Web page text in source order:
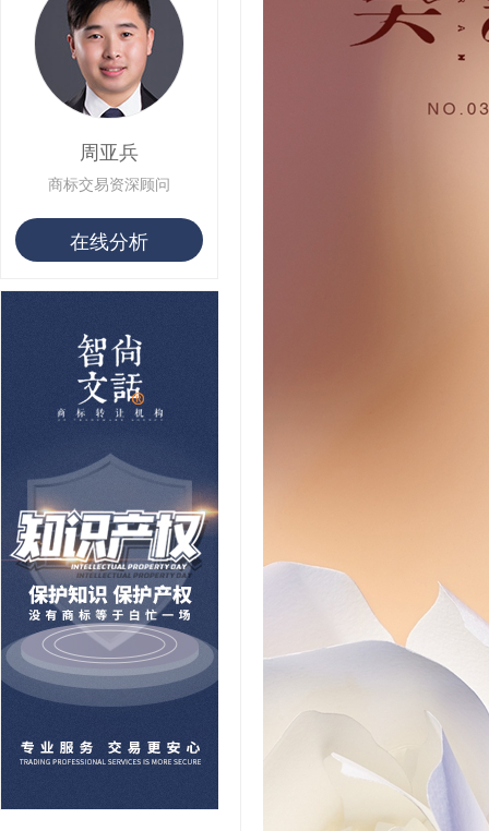
用户 S**33 购买 巴***
用户 S**80 购买 王***
用户 S**19 购买 T***
用户 S**22 购买 茶***
用户 S**68 购买 俏***
周亚兵
商标交易资深顾问
在线分析